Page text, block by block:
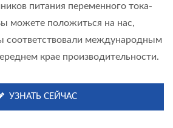
питания переменного тока-
можете положиться на нас,
соответствовали международным
крае производительности.
УЗНАТЬ СЕЙЧАС